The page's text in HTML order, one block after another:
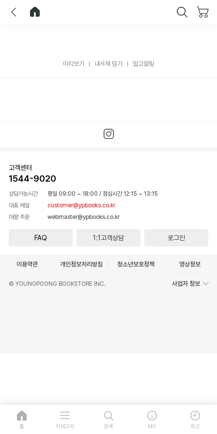
미리보기 내서재 담기 입고알림
고객센터
1544-9020
상담가능시간 평일 09:00 ~ 18:00 / 점심시간 12:15 ~ 13:15
대표 메일
customer@ypbooks.co.kr
대량 주문
webmaster@ypbooks.co.kr
FAQ 1:1고객상담 로그인
이용약관 개인정보처리방침 청소년보호정책 영상정보
© YOUNGPOONG BOOKSTORE INC. 사업자 정보
홈 카테고리 검색 MY 최근